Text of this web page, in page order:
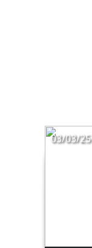
03/03/25